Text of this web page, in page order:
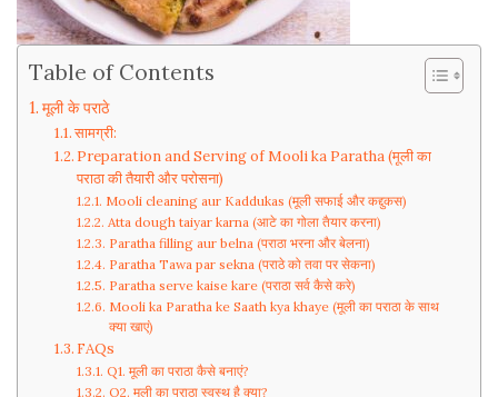
Table of Contents
मूली के पराठे
सामग्री:
Preparation and Serving of Mooli ka Paratha (मूली का
पराठा की तैयारी और परोसना)
Mooli cleaning aur Kaddukas (मूली सफाई और कद्दुकस)
Atta dough taiyar karna (आटे का गोला तैयार करना)
Paratha filling aur belna (पराठा भरना और बेलना)
Paratha Tawa par sekna (पराठे को तवा पर सेकना)
Paratha serve kaise kare (पराठा सर्व कैसे करे)
Mooli ka Paratha ke Saath kya khaye (मूली का पराठा के साथ
क्या खाएं)
FAQs
Q1. मूली का पराठा कैसे बनाएं?
Q2. मूली का पराठा स्वस्थ है क्या?